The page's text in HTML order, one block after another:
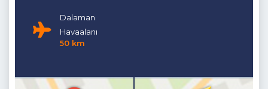
Dalaman
Havaalanı
50 km